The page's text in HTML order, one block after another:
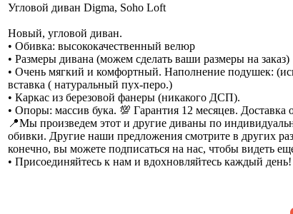
Угловой диван Digma, Soho Loft
Новый, угловой диван.
• Обивка: высококачественный велюр
• Размеры дивана (можем сделать ваши размеры на заказ)
• Очень мягкий и комфортный. Наполнение подушек:
вставка ( натуральный пух-перо.)
• Каркас из березовой фанеры (никакого ДСП).
• Опоры: массив бука. 💯 Гарантия 12 месяцев.
📍Мы произведем этот и другие диваны по
обивки. Другие наши предложения смотрите в других
конечно, вы можете подписаться на нас, чтобы видеть
• Присоединяйтесь к нам и вдохновляйтесь каждый